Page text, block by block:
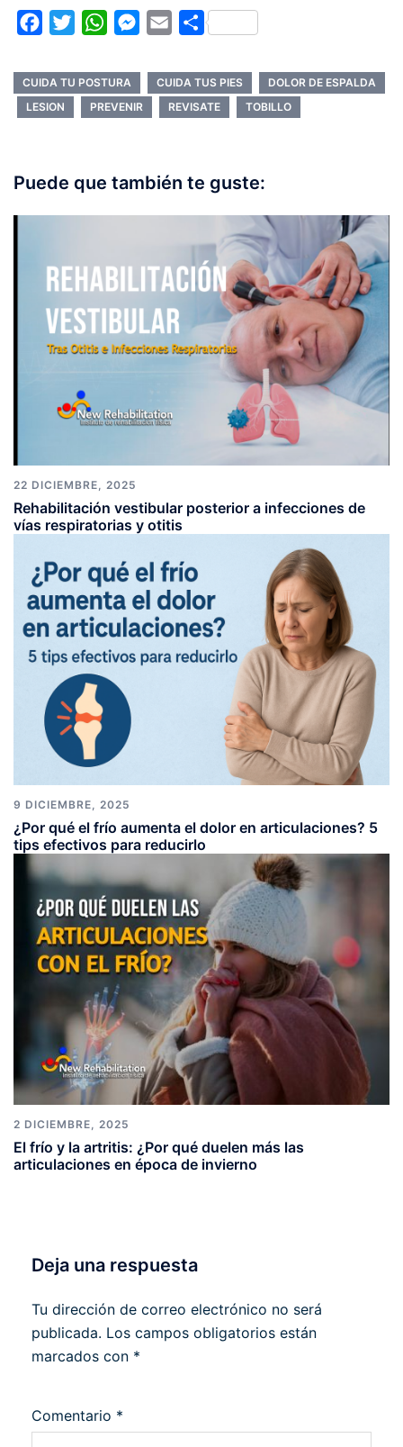
FacebookTwitterWhatsAppMessenger
EmailCompartir
CUIDA TU POSTURA CUIDA TUS PIES
DOLOR DE ESPALDA
LESION
PREVENIR REVISATE TOBILLO
Puede que también te guste:
22 DICIEMBRE, 2025
Rehabilitación vestibular posterior a infecciones de
vías respiratorias y otitis
9 DICIEMBRE, 2025
¿Por qué el frío aumenta el dolor en articulaciones? 5
tips efectivos para reducirlo
2 DICIEMBRE, 2025
El frío y la artritis: ¿Por qué duelen más las
articulaciones en época de invierno
Deja una respuesta
Tu dirección de correo electrónico no será
publicada. Los campos obligatorios están
marcados con *
Comentario *